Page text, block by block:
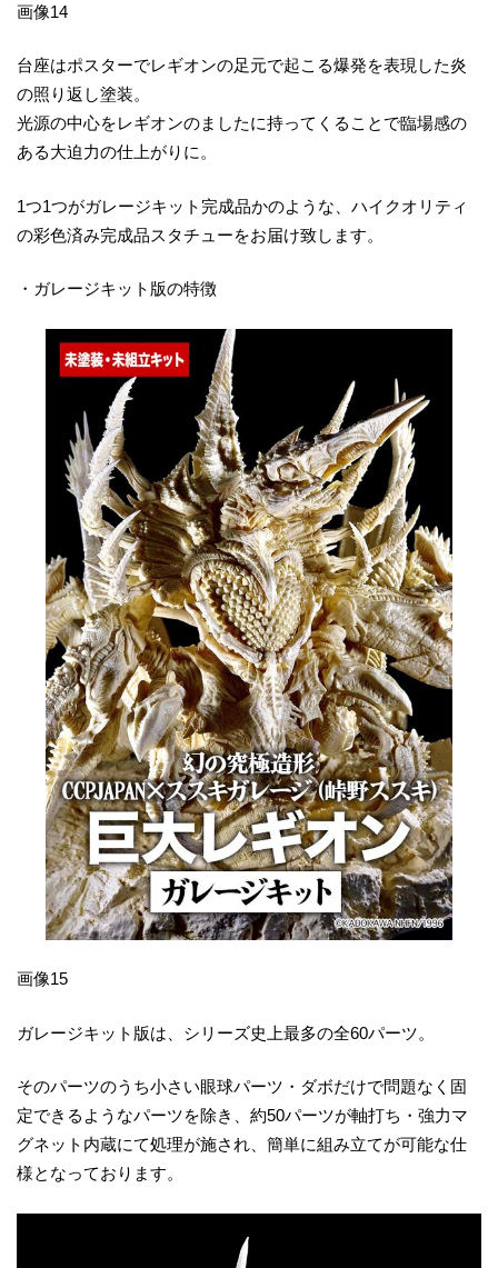
画像14
台座はポスターでレギオンの足元で起こる爆発を表現した炎
の照り返し塗装。
光源の中心をレギオンのましたに持ってくることで臨場感の
ある大迫力の仕上がりに。
1つ1つがガレージキット完成品かのような、ハイクオリティ
の彩色済み完成品スタチューをお届け致します。
・ガレージキット版の特徴
画像15
ガレージキット版は、シリーズ史上最多の全60パーツ。
そのパーツのうち小さい眼球パーツ・ダボだけで問題なく固
定できるようなパーツを除き、約50パーツが軸打ち・強力マ
グネット内蔵にて処理が施され、簡単に組み立てが可能な仕
様となっております。